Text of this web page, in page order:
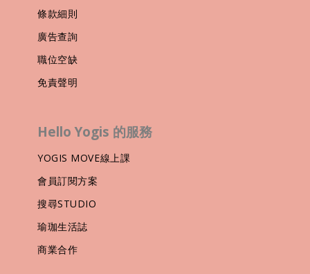
條款細則
廣告查詢
職位空缺
免責聲明
Hello Yogis 的服務
YOGIS MOVE線上課
會員訂閱方案
搜尋STUDIO
瑜珈生活誌
商業合作